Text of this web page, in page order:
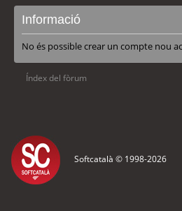
Informació
No és possible crear un compte nou
Índex del fòrum
Softcatalà © 1998-2026